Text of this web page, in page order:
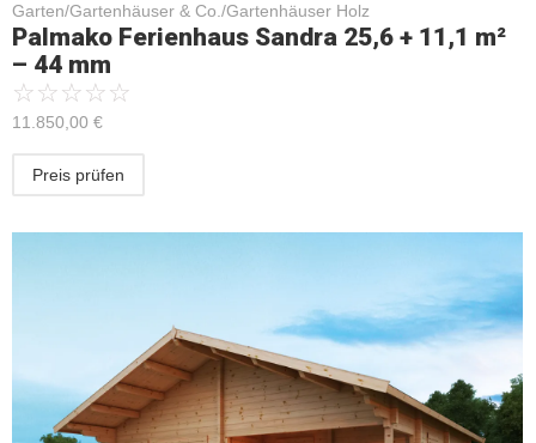
Garten/Gartenhäuser & Co./Gartenhäuser Holz
Palmako Ferienhaus Sandra 25,6 + 11,1 m²
– 44 mm
☆☆☆☆☆
11.850,00 €
Preis prüfen